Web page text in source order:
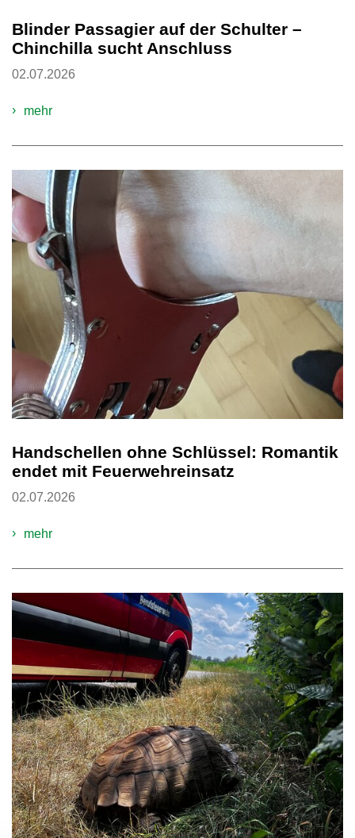
Blinder Passagier auf der Schulter –
Chinchilla sucht Anschluss
02.07.2026
mehr
Handschellen ohne Schlüssel: Romantik
endet mit Feuerwehreinsatz
02.07.2026
mehr